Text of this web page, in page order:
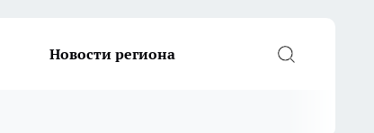
Новости региона